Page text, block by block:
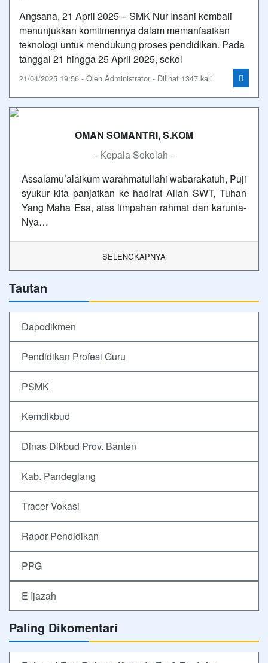
Angsana, 21 April 2025 – SMK Nur Insani kembali
menunjukkan komitmennya dalam memanfaatkan
teknologi untuk mendukung proses pendidikan. Pada
tanggal 21 hingga 25 April 2025, sekol
21/04/2025 19:56 - Oleh Administrator - Dilihat 1347 kali
OMAN SOMANTRI, S.KOM
- Kepala Sekolah -
Assalamu’alaikum warahmatullahi wabarakatuh, Puji
syukur kita panjatkan ke hadirat Allah SWT, Tuhan
Yang Maha Esa, atas limpahan rahmat dan karunia-
Nya…
SELENGKAPNYA
Tautan
Dapodikmen
Pendidikan Profesi Guru
PSMK
Kemdikbud
Dinas Dikbud Prov. Banten
Kab. Pandeglang
Tracer Vokasi
Rapor Pendidikan
PPG
E Ijazah
Paling Dikomentari